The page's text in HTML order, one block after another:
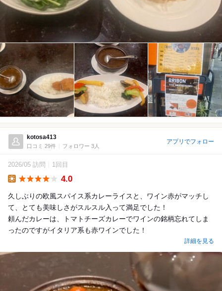
kotosa413
口コミ 29件 フォロワー 3人
アプリでフォロー
2026/05 訪問 1回目
4.0
久しぶりの欧風スパイス系カレーライスと、ワイン赤がマッチし
て、とても美味しさがスルスル入って満足でした！
頼んだカレーは、トマトチーズカレーでワインの銘柄忘れてしま
ったのですがイタリア系も赤ワインでした！
詳細を見る